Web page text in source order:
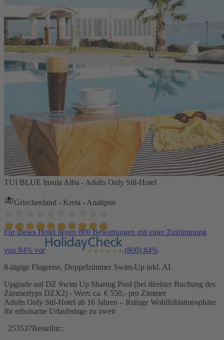
TUI BLUE Insula Alba - Adults Only Stil-Hotel
Griechenland - Kreta - Analipsis
Für dieses Hotel liegen 800 Bewertungen mit einer Zustimmung
von 84% vor (800) 84%
8-tägige Flugreise, Doppelzimmer Swim-Up inkl. AI
Upgrade auf DZ Swim Up Sharing Pool (bei direkter Buchung des
Zimmertyps DZX2) - Wert: ca. € 550,- pro Zimmer
Adults Only Stil-Hotel ab 16 Jahren – Ruhige Wohlfühlatmosphäre
für erholsame Urlaubstage zu zweit
253537Bestellnr.: